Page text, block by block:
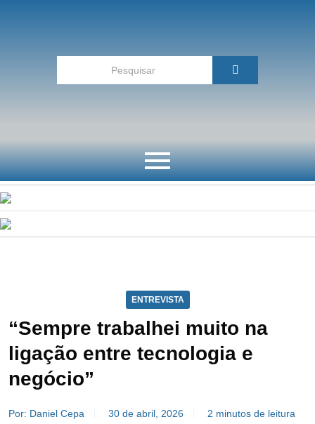
ENTREVISTA
“Sempre trabalhei muito na
ligação entre tecnologia e
negócio”
Por: Daniel Cepa 30 de abril, 2026 2 minutos de leitura